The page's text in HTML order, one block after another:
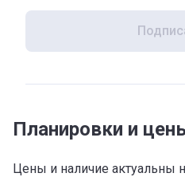
Планировки и
Цены и наличие актуальны